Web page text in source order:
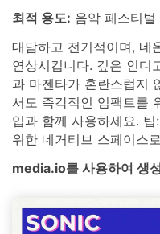
최적 용도: 음악 페스티벌
대담하고 전기적이며, 네
연상시킵니다. 깊은 인디
과 마젠타가 혼란스럽지
서도 즉각적인 임팩트를
입과 함께 사용하세요.
위한 네거티브 스페이스
media.io를 사용하여 생